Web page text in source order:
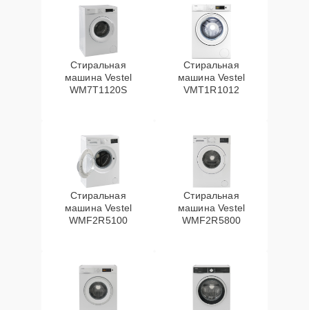
Стиральная
машина Vestel
WM7T1120S
Стиральная
машина Vestel
VMT1R1012
Стиральная
машина Vestel
WMF2R5100
Стиральная
машина Vestel
WMF2R5800